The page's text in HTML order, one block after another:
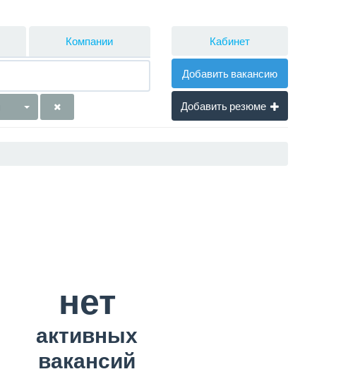
Компании Кабинет
Добавить вакансию
Добавить резюме
нет
активных
вакансий